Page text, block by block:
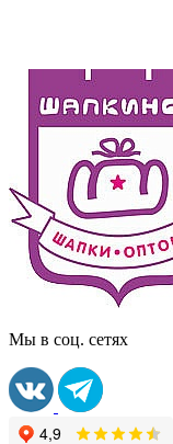
Мы в соц. сетях